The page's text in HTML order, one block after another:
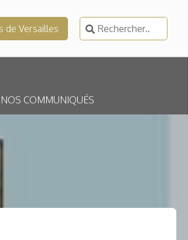
de Versailles
Rechercher :
NOS COMMUNIQUÉS